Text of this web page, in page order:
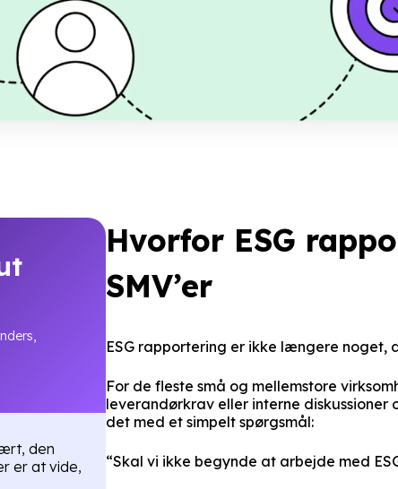
Published
April 22, 2026
den
er at vide,
Hvorfor ESG
SMV’er
ESG rapportering er ikke længere noget,
For de fleste små og mellemstore
leverandørkrav eller interne
det med et simpelt spørgsmål:
“Skal vi ikke begynde at arbejde med